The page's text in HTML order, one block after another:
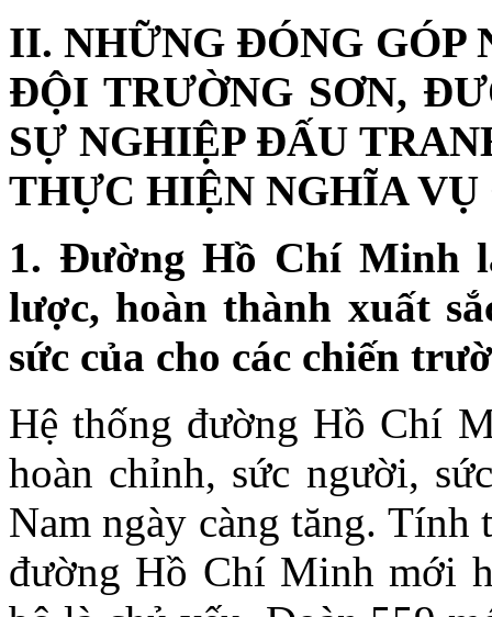
II. NHỮNG ĐÓNG GÓP
ĐỘI TRƯỜNG SƠN,
SỰ NGHIỆP ĐẤU
THỰC HIỆN NGHĨA VỤ
1. Đường Hồ Chí Minh
lược, hoàn thành xuất
sức của cho các chiến
Hệ thống đường Hồ Chí
hoàn chỉnh, sức người,
Nam ngày càng tăng.
đường Hồ Chí Minh mới